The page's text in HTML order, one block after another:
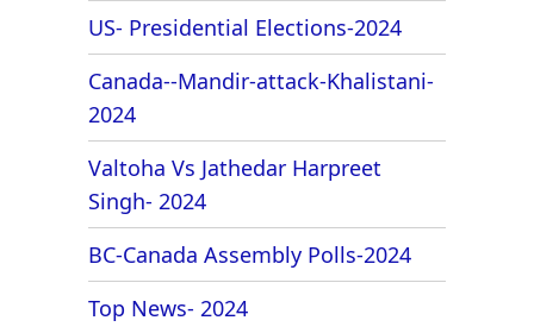
US- Presidential Elections-2024
Canada--Mandir-attack-Khalistani-
2024
Valtoha Vs Jathedar Harpreet
Singh- 2024
BC-Canada Assembly Polls-2024
Top News- 2024